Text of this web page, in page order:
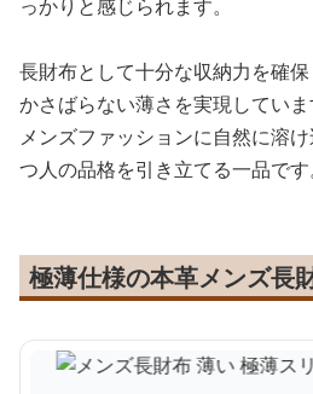
っかりと感じられます。
長財布として十分な収納力を確
かさばらない薄さを実現していま
メンズファッションに自然に溶
つ人の品格を引き立てる一品です
極薄仕様の本革メンズ長